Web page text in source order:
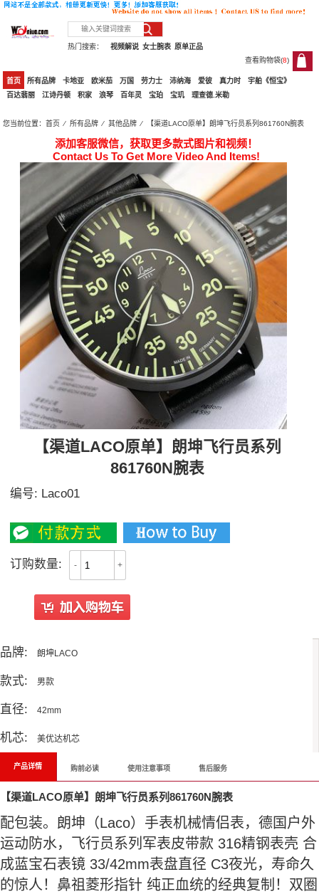
热门搜索： 原单正品
女士腕表
视频解说
查看购物袋(8)
8
首页 所有品牌 卡地亚 欧米茄 万国 劳力士 沛纳海 爱彼 真力时
宇舶《恒宝》
百达翡丽
江诗丹顿 积家 浪琴 百年灵 宝珀 宝玑 理查德.米勒
您当前位置：首页 ⁄所有品牌 ⁄其他品牌 ⁄ 【渠道LACO原单】朗坤飞行员系列861760N腕表
添加客服微信，获取更多款式图片和视频！
Contact Us To Get More Video And Items!
【渠道LACO原单】朗坤飞行员系列
861760N腕表
编号: Laco01
订购数量: - +
品牌: 朗坤LACO
款式: 男款
直径: 42mm
机芯: 美优达机芯
产品详情 购前必读 使用注意事项 售后服务
【渠道LACO原单】朗坤飞行员系列861760N腕表
配包装。朗坤（Laco）手表机械情侣表，德国户外
运动防水，飞行员系列军表皮带款 316精钢表壳 合
成蓝宝石表镜 33/42mm表盘直径 C3夜光，寿命久
的惊人！鼻祖菱形指针 纯正血统的经典复制！双圈